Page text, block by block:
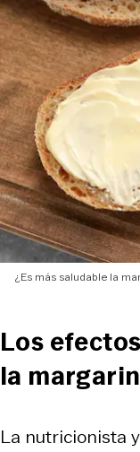
¿Es más saludable la
Los
la
La nutricionista